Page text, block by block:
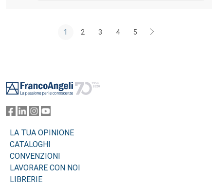
1 2 3 4 5
LA TUA OPINIONE
CATALOGHI
CONVENZIONI
LAVORARE CON NOI
LIBRERIE